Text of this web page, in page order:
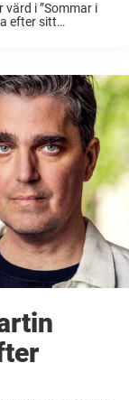
värd i ”Sommar i
efter sitt